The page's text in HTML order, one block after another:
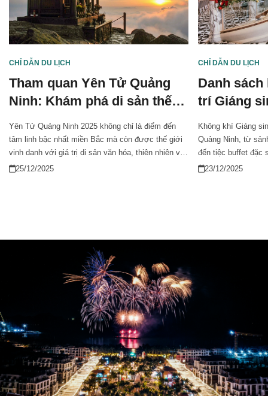
CHỈ DẪN DU LỊCH
Tham quan Yên Tử Quảng
Ninh: Khám phá di sản thế
giới
Yên Tử Quảng Ninh 2025 không chỉ là điểm đến
tâm linh bậc nhất miền Bắc mà còn được thế giới
vinh danh với giá trị di sản văn hóa, thiên nhiên và
lịch sử độc đáo. Bước chân đến Yên Tử là hành
25/12/2025
CHỈ DẪN DU LỊCH
Danh
trí Giáng
nổi bật
Không khí Giáng
Quảng Ninh, từ
đến tiệc buffet đặc
Nếu bạn đang tìm
23/12/2025